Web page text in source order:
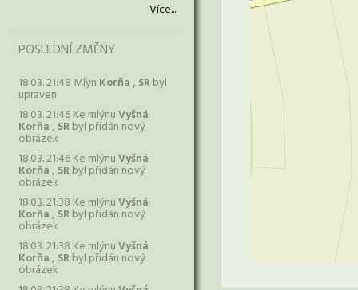
Více...
POSLEDNÍ ZMĚNY
18.03. 21:48 Mlýn Korňa , SRbyl
upraven
18.03. 21:46 Ke mlýnuVyšná
Korňa , SRbyl přidán nový
obrázek
18.03. 21:46 Ke mlýnuVyšná
Korňa , SRbyl přidán nový
obrázek
18.03. 21:38 Ke mlýnuVyšná
Korňa , SRbyl přidán nový
obrázek
18.03. 21:38 Ke mlýnuVyšná
Korňa , SRbyl přidán nový
obrázek